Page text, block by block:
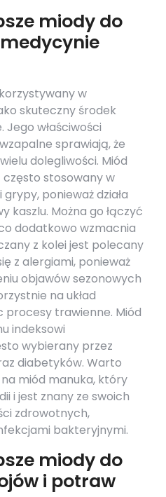
miody do
w
skuteczny środek
właściwości
sprawiają, że
dolegliwości. Miód
często stosowany w
ponieważ działa
kaszlu. Można go łączyć
dodatkowo wzmacnia
z kolei jest polecany
z alergiami, ponieważ
objawów sezonowych
na układ
trawienne. Miód
indeksowi
wybierany przez
diabetyków. Warto
miód manuka, który
i jest znany ze swoich
zdrowotnych,
bakteryjnymi.
miody do
i potraw